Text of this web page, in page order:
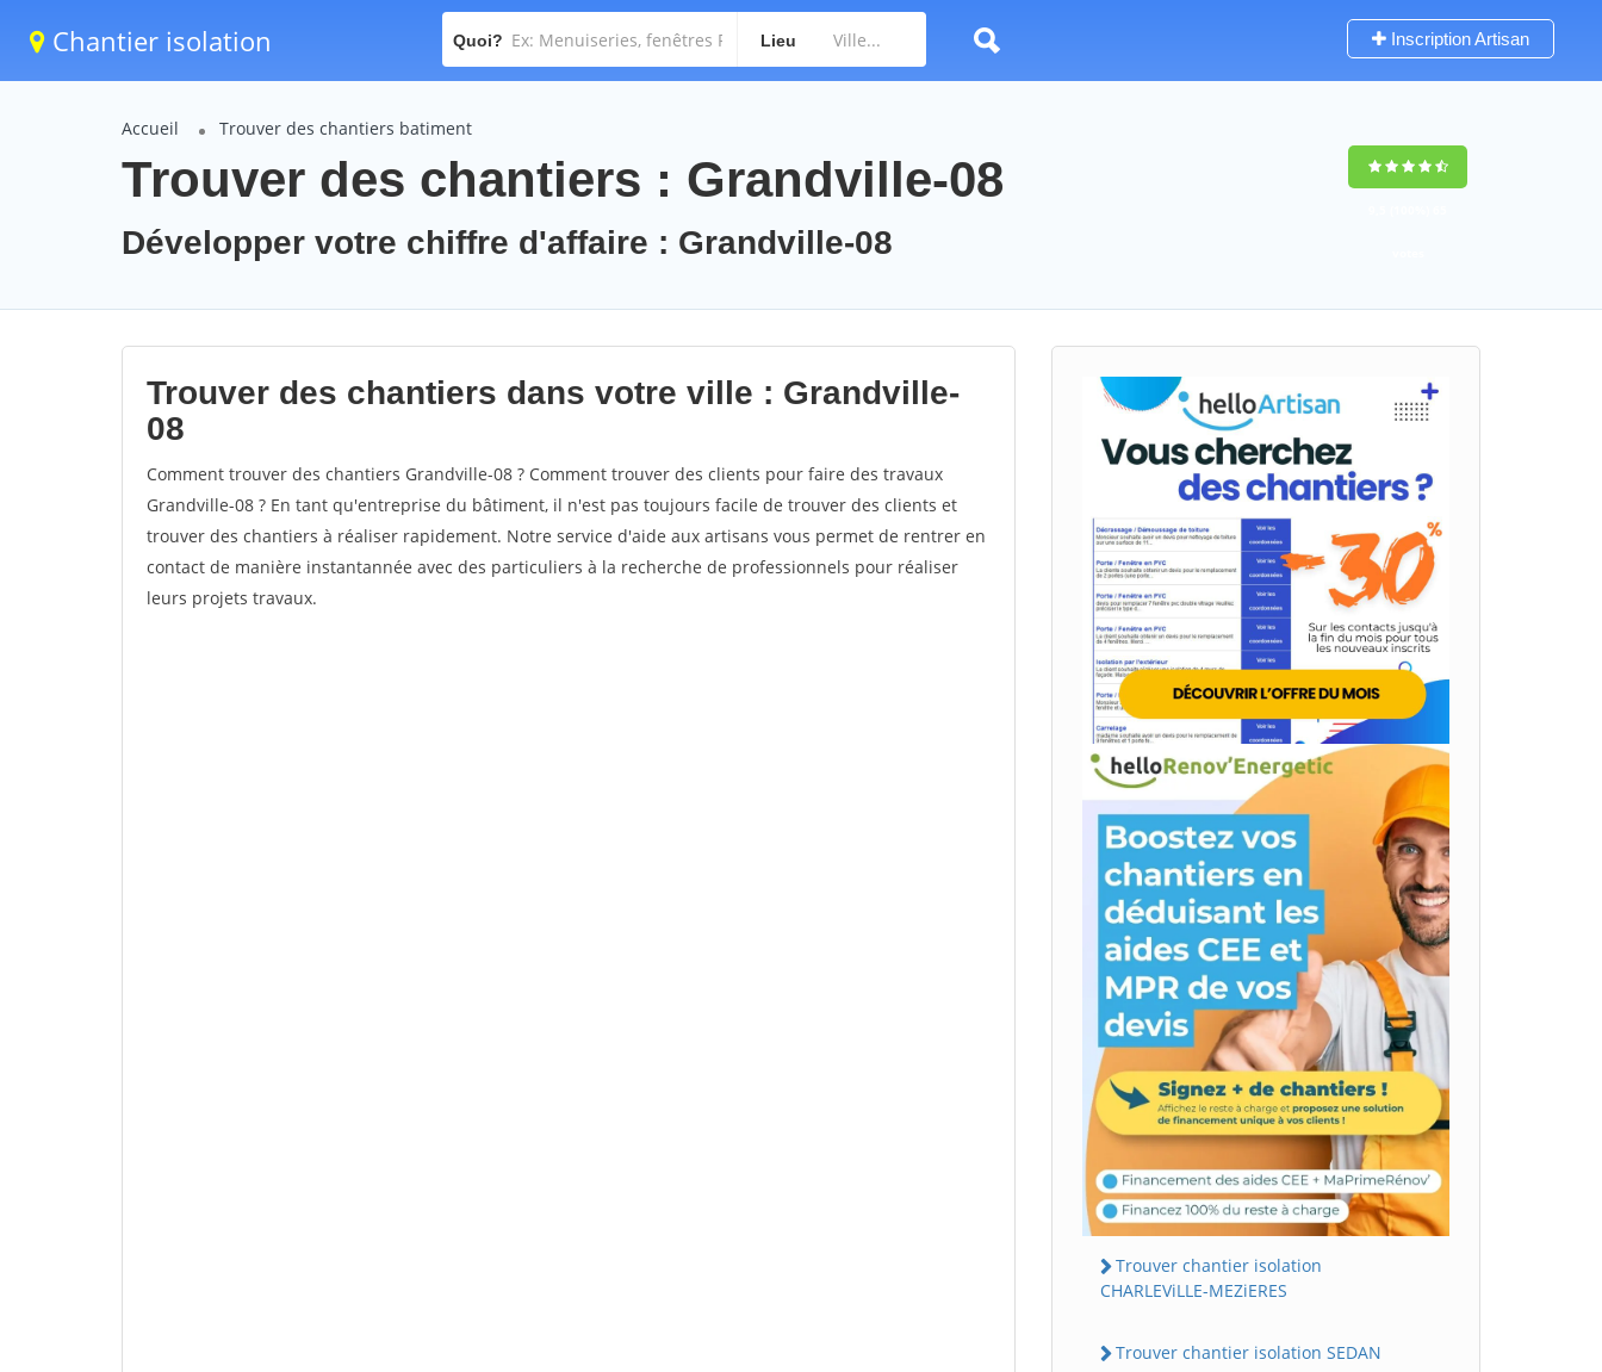
Chantier isolation Quoi? Lieu Inscription Artisan
Accueil Trouver des chantiers batiment
Trouver des chantiers : Grandville-08
Développer votre chiffre d'affaire : Grandville-08
Trouver des chantiers dans votre ville : Grandville-
08
Comment trouver des chantiers Grandville-08 ? Comment trouver des clients pour faire des travaux
Grandville-08 ? En tant qu'entreprise du bâtiment, il n'est pas toujours facile de trouver des clients et
trouver des chantiers à réaliser rapidement. Notre service d'aide aux artisans vous permet de rentrer en
contact de manière instantannée avec des particuliers à la recherche de professionnels pour réaliser
leurs projets travaux.
Trouver chantier isolation
CHARLEViLLE-MEZiERES
Trouver chantier isolation SEDAN